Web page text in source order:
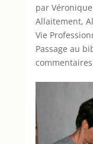
par
Allaitement,
Vie
Passage au
commentaires